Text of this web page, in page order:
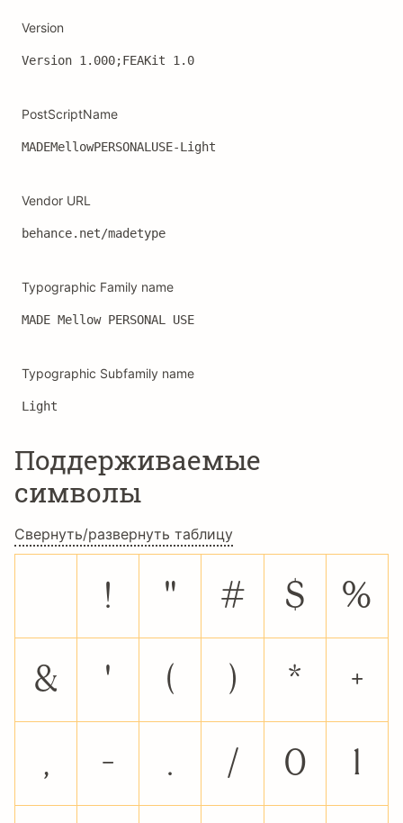
Version
Version 1.000;FEAKit 1.0
PostScriptName
MADEMellowPERSONALUSE-Light
Vendor URL
behance.net/madetype
Typographic Family name
MADE Mellow PERSONAL USE
Typographic Subfamily name
Light
Поддерживаемые
символы
Свернуть/развернуть таблицу
! " # $
%
&
' ( ) *
+
,
- . / 0
1